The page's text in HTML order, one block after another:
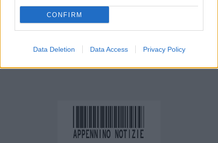
CONFIRM
Data Deletion Data Access Privacy Policy
Previous article
Speranza “Su cure
Regioni”
Bankitalia, nuovo record